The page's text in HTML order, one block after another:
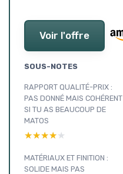
Voir l'offre
SOUS-NOTES
RAPPORT QUALITÉ-PRIX :
PAS DONNÉ MAIS COHÉRENT
SI TU AS BEAUCOUP DE
MATOS
★★★★★
★★★★★
MATÉRIAUX ET FINITION :
SOLIDE MAIS PAS